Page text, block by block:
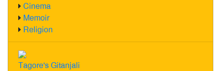
Cinema
Memoir
Religion
Tagore's Gitanjali